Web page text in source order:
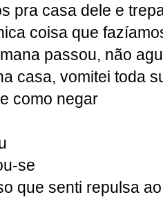
pra casa dele e
coisa que
passou, não
casa, vomitei toda
como negar
se
que senti repulsa